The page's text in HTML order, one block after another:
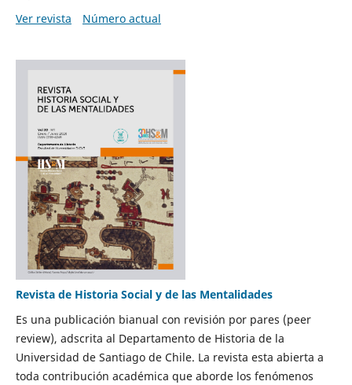
Ver revista
Número actual
Revista de Historia Social y de las Mentalidades
Es una publicación bianual con revisión por pares (peer
review), adscrita al Departamento de Historia de la
Universidad de Santiago de Chile. La revista esta abierta a
toda contribución académica que aborde los fenómenos